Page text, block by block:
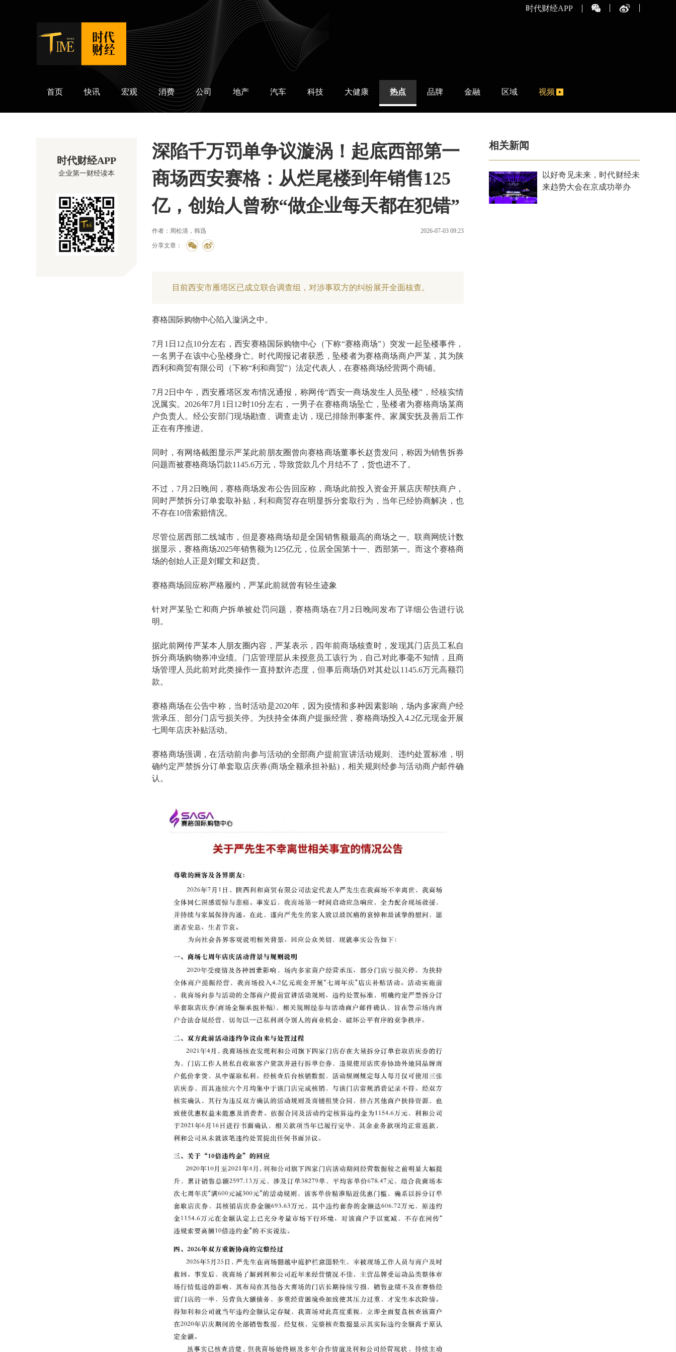
时代财经APP
时代财经
首页 快讯 宏观 消费 公司 地产 汽车 科技 大健康 热点 品牌 金融 区域 视频
时代财经APP
企业第一财经读本
深陷千万罚单争议漩涡！起底西部第一
商场西安赛格：从烂尾楼到年销售125
亿，创始人曾称“做企业每天都在犯错”
作者：周松清，韩迅 2026-07-03 09:23
分享文章：
目前西安市雁塔区已成立联合调查组，对涉事双方的纠纷展开全面核查。
赛格国际购物中心陷入漩涡之中。
7月1日12点10分左右，西安赛格国际购物中心（下称“赛格商场”）突发一起坠楼事件，
一名男子在该中心坠楼身亡。时代周报记者获悉，坠楼者为赛格商场商户严某，其为陕
西利和商贸有限公司（下称“利和商贸”）法定代表人，在赛格商场经营两个商铺。
7月2日中午，西安雁塔区发布情况通报，称网传“西安一商场发生人员坠楼”，经核实情
况属实。2026年7月1日12时10分左右，一男子在赛格商场坠亡，坠楼者为赛格商场某商
户负责人。经公安部门现场勘查、调查走访，现已排除刑事案件。家属安抚及善后工作
正在有序推进。
同时，有网络截图显示严某此前朋友圈曾向赛格商场董事长赵贵发问，称因为销售拆券
问题而被赛格商场罚款1145.6万元，导致货款几个月结不了，货也进不了。
不过，7月2日晚间，赛格商场发布公告回应称，商场此前投入资金开展店庆帮扶商户，
同时严禁拆分订单套取补贴，利和商贸存在明显拆分套取行为，当年已经协商解决，也
不存在10倍索赔情况。
尽管位居西部二线城市，但是赛格商场却是全国销售额最高的商场之一。联商网统计数
据显示，赛格商场2025年销售额为125亿元，位居全国第十一、西部第一。而这个赛格商
场的创始人正是刘耀文和赵贵。
赛格商场回应称严格履约，严某此前就曾有轻生迹象
针对严某坠亡和商户拆单被处罚问题，赛格商场在7月2日晚间发布了详细公告进行说
明。
据此前网传严某本人朋友圈内容，严某表示，四年前商场核查时，发现其门店员工私自
拆分商场购物券冲业绩。门店管理层从未授意员工该行为，自己对此事毫不知情，且商
场管理人员此前对此类操作一直持默许态度，但事后商场仍对其处以1145.6万元高额罚
款。
赛格商场在公告中称，当时活动是2020年，因为疫情和多种因素影响，场内多家商户经
营承压、部分门店亏损关停。为扶持全体商户提振经营，赛格商场投入4.2亿元现金开展
七周年店庆补贴活动。
赛格商场强调，在活动前向参与活动的全部商户提前宣讲活动规则、违约处置标准，明
确约定严禁拆分订单套取店庆券(商场全额承担补贴)，相关规则经参与活动商户邮件确
认。
相关新闻
以好奇见未来，时代财经未
来趋势大会在京成功举办